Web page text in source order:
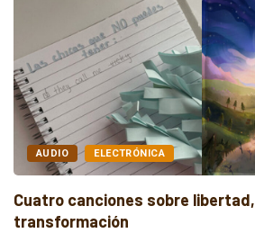
AUDIO ELECTRÓNICA
Cuatro canciones sobre
transformación